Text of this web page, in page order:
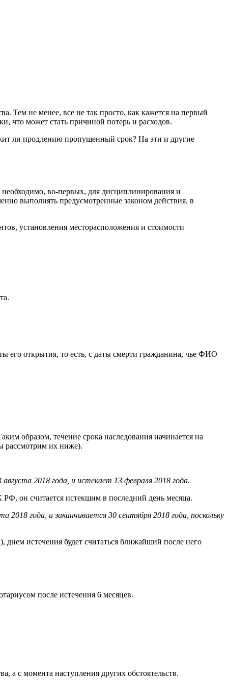
Тем не менее, все не так просто, как кажется на первый
что может стать причиной потерь и расходов.
ли продлению пропущенный срок? На эти и другие
во-первых, для дисциплинирования и
выполнять предусмотренные законом действия, в
установления месторасположения и стоимости
его открытия, то есть, с даты смерти гражданина, чье ФИО
образом, течение срока наследования начинается на
рассмотрим их ниже).
2018 года, и истекает 13 февраля 2018 года.
РФ, он считается истекшим в последний день месяца.
года, и заканчивается 30 сентября 2018 года, поскольку
истечения будет считаться ближайший после него
после истечения 6 месяцев.
а с момента наступления других обстоятельств.